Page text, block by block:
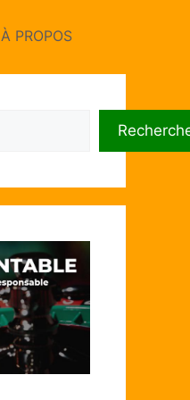
À PROPOS